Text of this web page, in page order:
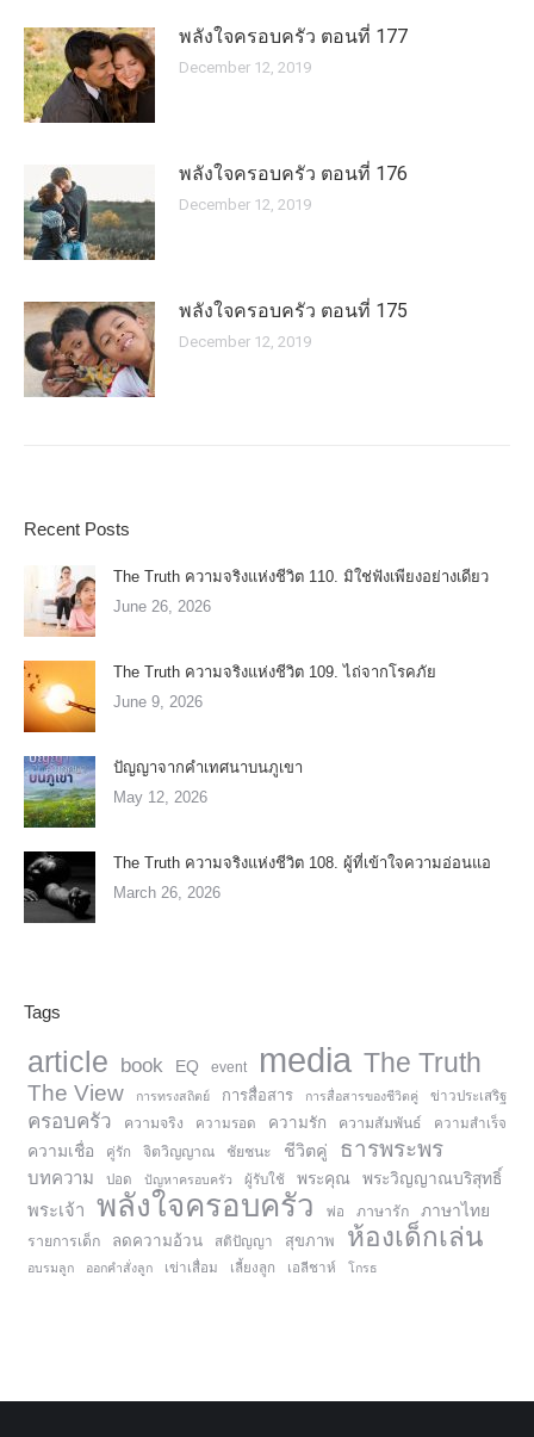
พลังใจครอบครัว ตอนที่ 177
December 12, 2019
พลังใจครอบครัว ตอนที่ 176
December 12, 2019
พลังใจครอบครัว ตอนที่ 175
December 12, 2019
Recent Posts
The Truth ความจริงแห่งชีวิต 110. มิใช่ฟังเพียงอย่างเดียว
June 26, 2026
The Truth ความจริงแห่งชีวิต 109. ไถ่จากโรคภัย
June 9, 2026
ปัญญาจากคำเทศนาบนภูเขา
May 12, 2026
The Truth ความจริงแห่งชีวิต 108. ผู้ที่เข้าใจความอ่อนแอ
March 26, 2026
Tags
article book EQ event media The Truth
The View การทรงสถิตย์ การสื่อสาร การสื่อสารของชีวิตคู่ ข่าวประเสริฐ
ครอบครัว ความจริง ความรอด ความรัก ความสัมพันธ์ ความสำเร็จ
ความเชื่อ คู่รัก จิตวิญญาณ ชัยชนะ ชีวิตคู่ ธารพระพร
บทความ ปอด ปัญหาครอบครัว ผู้รับใช้ พระคุณ
พระวิญญาณบริสุทธิ์
พระเจ้า
พลังใจครอบครัว พ่อ ภาษารัก ภาษาไทย
รายการเด็ก ลดความอ้วน สติปัญญา สุขภาพ ห้องเด็กเล่น
อบรมลูก ออกคำสั่งลูก เข่าเสื่อม เลี้ยงลูก เอลีชาห์ โกรธ